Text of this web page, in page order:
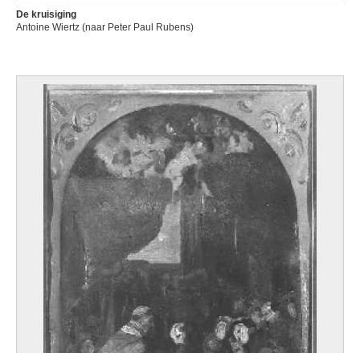
De kruisiging
Antoine Wiertz (naar Peter Paul Rubens)